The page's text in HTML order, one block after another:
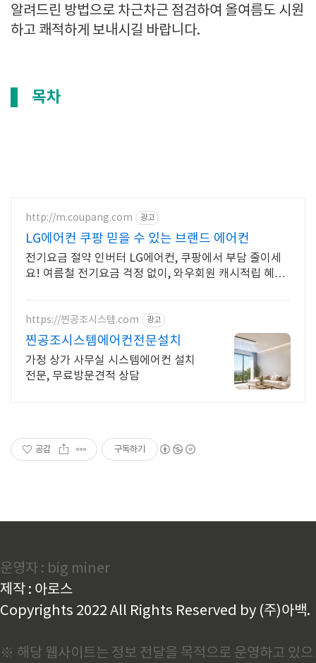
알려드린 방법으로 차근차근 점검하여 올여름도 시원
하고 쾌적하게 보내시길 바랍니다.
목차
http://m.coupang.com 광고
LG에어컨 쿠팡 믿을 수 있는 브랜드 에어컨
전기요금 절약 인버터 LG에어컨, 쿠팡에서 부담 줄이세
요! 여름철 전기요금 걱정 없이, 와우회원 캐시적립 혜택
https://찐공조시스템.com 광고
찐공조시스템에어컨전문설치
가정 상가 사무실 시스템에어컨 설치
전문, 무료방문견적 상담
공감 구독하기
운영자 : big miner
제작 : 아로스
Copyrights 2022 All Rights Reserved by (주)아백.
※ 해당 웹사이트는 정보 전달을 목적으로 운영하고 있으